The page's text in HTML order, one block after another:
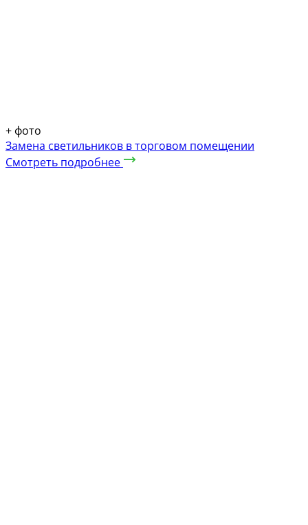
+фото
Замена светильников в торговом помещении
Смотреть подробнее